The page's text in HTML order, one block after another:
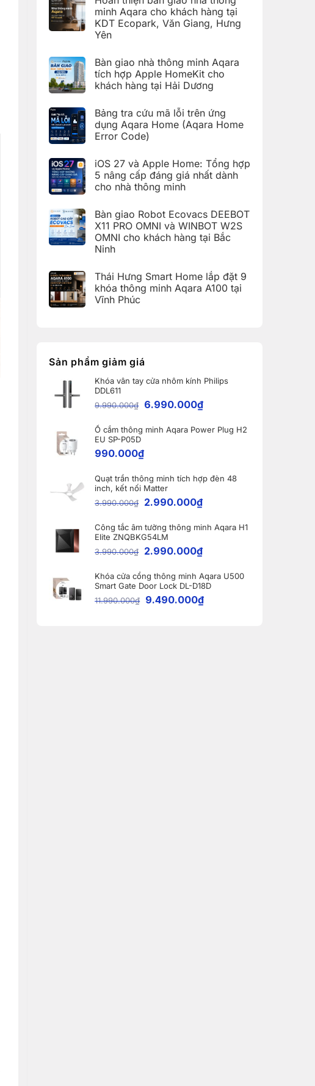
Giàn
phơi
thông
minh
Aqara
Aqara
Home
luận
ở
Hoàn
thiện
bàn
thống
nhà
thông
minh
khách
hàng
tại
KDT
Hà
Nội
minh Aqara cho khách hàng tại
KDT Ecopark, Văn Giang, Hưng
Yên
bình
luận
ở
Hoàn
giao
nhà
thông
minh
Aqara
khách
hàng
tại
KDT
Ecopark,
Hưng
Yên
Bàn giao nhà thông minh Aqara
tích hợp Apple HomeKit cho
khách hàng tại Hải Dương
bình
luận
ở
Bàn
thông
minh
Aqara
tích
hợp
HomeKit
cho
khách
hàng
tại
Hải
Bảng tra cứu mã lỗi trên ứng
dụng Aqara Home (Aqara Home
Error Code)
bình
luận
ở
Bảng
mã
lỗi
trên
ứng
dụng
Aqara
Home
Error
Code)
iOS 27 và Apple Home: Tổng hợp
5 nâng cấp đáng giá nhất dành
cho nhà thông minh
bình
luận
ở
iOS
27
và
Home:
Tổng
hợp
5
nâng
thông
Bàn giao Robot Ecovacs DEEBOT
X11 PRO OMNI và WINBOT W2S
OMNI cho khách hàng tại Bắc
Ninh
bình
luận
ở
Bàn
OMNI
và
W2S
OMNI
cho
khách
Bắc
Ninh
Thái Hưng Smart Home lắp đặt 9
khóa thông minh Aqara A100 tại
Vĩnh Phúc
Hưng
Smart
lắp
đặt
khóa
minh
Aqara
A100
Vĩnh
Sản phẩm giảm giá
Khóa vân tay cửa nhôm kính Philips
DDL611
9.990.000₫ 6.990.000₫
Ổ cắm thông minh Aqara Power Plug H2
EU SP-P05D
990.000₫
Quạt trần thông minh tích hợp đèn 48
inch, kết nối Matter
3.990.000₫ 2.990.000₫
Công tắc âm tường thông minh Aqara H1
Elite ZNQBKG54LM
3.990.000₫ 2.990.000₫
Khóa cửa cổng thông minh Aqara U500
Smart Gate Door Lock DL-D18D
11.990.000₫ 9.490.000₫